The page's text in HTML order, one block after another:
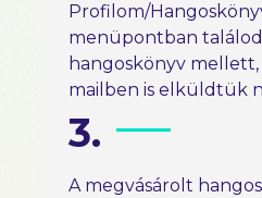
Profilom/
menüpontban
hangoskönyv
mailben is elküldtük
3.
A megvásárolt